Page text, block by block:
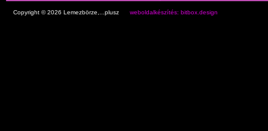
Copyright © 2026 Lemezbörze,...plusz weboldalkészítés: bitbox.design